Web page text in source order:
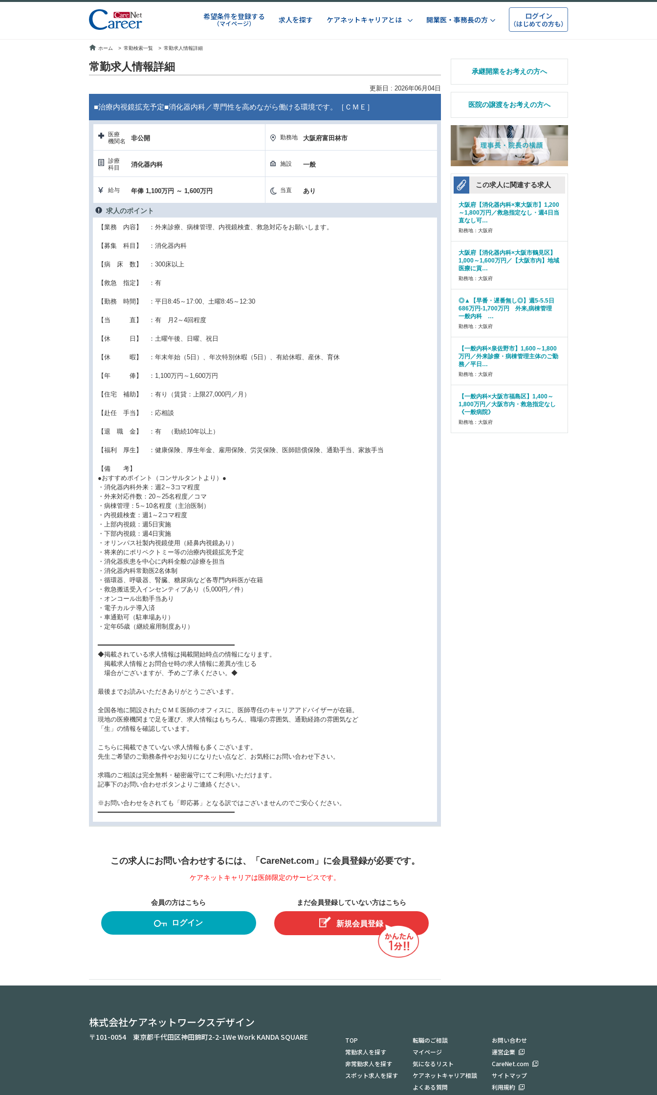
希望条件を登録する
（マイページ） 求人を探す ケアネットキャリアとは 開業医・事務長の方 ログイン
（はじめての方も）
ホーム > 常勤検索一覧 > 常勤求人情報詳細
常勤求人情報詳細
更新日 : 2026年06月04日
■治療内視鏡拡充予定■消化器内科／専門性を高めながら働ける環境です。［ＣＭＥ］
医療
機関名
非公開 勤務地 大阪府富田林市
診療
科目
消化器内科 施設 一般
給与 年俸 1,100万円 ～ 1,600万円 当直 あり
求人のポイント
【業務 内容】 ：外来診療、病棟管理、内視鏡検査、救急対応をお願いします。
【募集 科目】 ：消化器内科
【病 床 数】 ：300床以上
【救急 指定】 ：有
【勤務 時間】 ：平日8:45～17:00、土曜8:45～12:30
【当 直】 ：有 月2～4回程度
【休 日】 ：土曜午後、日曜、祝日
【休 暇】 ：年末年始（5日）、年次特別休暇（5日）、有給休暇、産休、育休
【年 俸】 ：1,100万円～1,600万円
【住宅 補助】 ：有り（賃貸：上限27,000円／月）
【赴任 手当】 ：応相談
【退 職 金】 ：有 （勤続10年以上）
【福利 厚生】 ：健康保険、厚生年金、雇用保険、労災保険、医師賠償保険、通勤手当、家族手当
【備 考】
●おすすめポイント（コンサルタントより）●
・消化器内科外来：週2～3コマ程度
・外来対応件数：20～25名程度／コマ
・病棟管理：5～10名程度（主治医制）
・内視鏡検査：週1～2コマ程度
・上部内視鏡：週5日実施
・下部内視鏡：週4日実施
・オリンパス社製内視鏡使用（経鼻内視鏡あり）
・将来的にポリペクトミー等の治療内視鏡拡充予定
・消化器疾患を中心に内科全般の診療を担当
・消化器内科常勤医2名体制
・循環器、呼吸器、腎臓、糖尿病など各専門内科医が在籍
・救急搬送受入インセンティブあり（5,000円／件）
・オンコール出動手当あり
・電子カルテ導入済
・車通勤可（駐車場あり）
・定年65歳（継続雇用制度あり）
━━━━━━━━━━━━━━━━━━━━━━━━━━━━━━━━━━━
◆掲載されている求人情報は掲載開始時点の情報になります。
掲載求人情報とお問合せ時の求人情報に差異が生じる
場合がございますが、予めご了承ください。◆
最後までお読みいただきありがとうございます。
全国各地に開設されたＣＭＥ医師のオフィスに、医師専任のキャリアアドバイザーが在籍。
現地の医療機関まで足を運び、求人情報はもちろん、職場の雰囲気、通勤経路の雰囲気など
「生」の情報を確認しています。
こちらに掲載できていない求人情報も多くございます。
先生ご希望のご勤務条件やお知りになりたい点など、お気軽にお問い合わせ下さい。
求職のご相談は完全無料・秘密厳守にてご利用いただけます。
記事下のお問い合わせボタンよりご連絡ください。
※お問い合わせをされても「即応募」となる訳ではございませんのでご安心ください。
━━━━━━━━━━━━━━━━━━━━━━━━━━━━━━━━━━━
この求人にお問い合わせするには、「CareNet.com」に会員登録が必要です。
ケアネットキャリアは医師限定のサービスです。
会員の方はこちら
ログイン
まだ会員登録していない方はこちら
新規会員登録
承継開業をお考えの方へ
医院の譲渡をお考えの方へ
この求人に関連する求人
大阪府【消化器内科×東大阪市】1,200
～1,800万円／救急指定なし・週4日当
直なし可…
勤務地：大阪府
大阪府【消化器内科×大阪市鶴見区】
1,000～1,600万円／【大阪市内】地域
医療に貢…
勤務地：大阪府
◎▲【早番・遅番無し◎】週5-5.5日
686万円-1,700万円 外来,病棟管理
一般内科 …
勤務地：大阪府
【一般内科×泉佐野市】1,600～1,800
万円／外来診療・病棟管理主体のご勤
務／平日…
勤務地：大阪府
【一般内科×大阪市福島区】1,400～
1,800万円／大阪市内・救急指定なし
《一般病院》
勤務地：大阪府
TOP
常勤求人を探す
非常勤求人を探す
スポット求人を探す
転職のご相談
マイページ
気になるリスト
ケアネットキャリア相談
よくある質問
お問い合わせ
運営企業
CareNet.com
サイトマップ
利用規約
株式会社ケアネットワークスデザイン
〒101-0054 東京都千代田区神田錦町2-2-1We Work KANDA SQUARE